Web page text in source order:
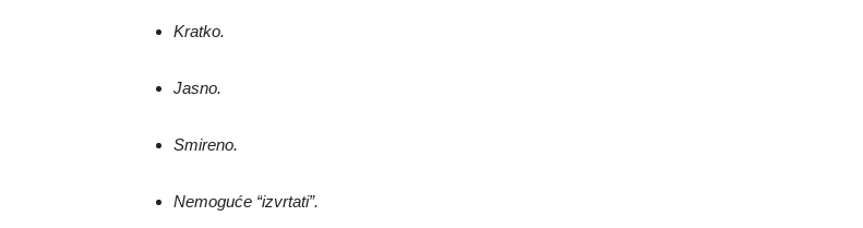
Kratko.
Jasno.
Smireno.
Nemoguće “izvrtati”.